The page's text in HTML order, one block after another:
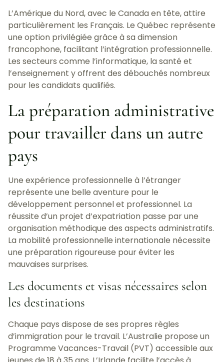
L’Amérique du Nord, avec le Canada en tête, attire
particulièrement les Français. Le Québec représente
une option privilégiée grâce à sa dimension
francophone, facilitant l’intégration professionnelle.
Les secteurs comme l’informatique, la santé et
l’enseignement y offrent des débouchés nombreux
pour les candidats qualifiés.
La préparation administrative
pour travailler dans un autre
pays
Une expérience professionnelle à l’étranger
représente une belle aventure pour le
développement personnel et professionnel. La
réussite d’un projet d’expatriation passe par une
organisation méthodique des aspects administratifs.
La mobilité professionnelle internationale nécessite
une préparation rigoureuse pour éviter les
mauvaises surprises.
Les documents et visas nécessaires selon
les destinations
Chaque pays dispose de ses propres règles
d’immigration pour le travail. L’Australie propose un
Programme Vacances-Travail (PVT) accessible aux